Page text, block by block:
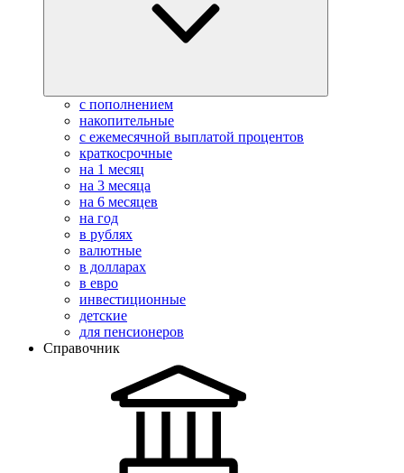
с пополнением
накопительные
с ежемесячной выплатой процентов
краткосрочные
на 1 месяц
на 3 месяца
на 6 месяцев
на год
в рублях
валютные
в долларах
в евро
инвестиционные
детские
для пенсионеров
Справочник